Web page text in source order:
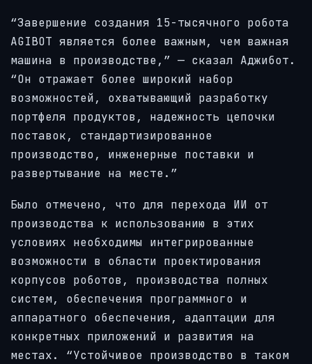
“Завершение создания 15-тысячного робота
AGIBOT является более важным, чем важная
машина в производстве,” — сказал Аджибот.
“Он отражает более широкий набор
возможностей, охватывающий разработку
портфеля продуктов, надежность цепочки
поставок, стандартизированное
производство, инженерные поставки и
развертывание на месте.”
Было отмечено, что для перехода ИИ от
производства к использованию в этих
условиях необходимы интегрированные
возможности в области проектирования
корпусов роботов, производства полных
систем, обеспечения программного и
аппаратного обеспечения, адаптации для
конкретных приложений и развития на
местах. “Устойчивое производство в таком